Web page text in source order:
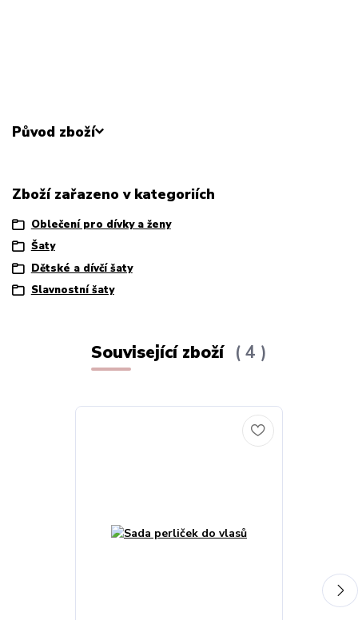
Původ zboží
Zboží zařazeno v kategoriích
Oblečení pro dívky a ženy
Šaty
Dětské a dívčí šaty
Slavnostní šaty
Související zboží 4